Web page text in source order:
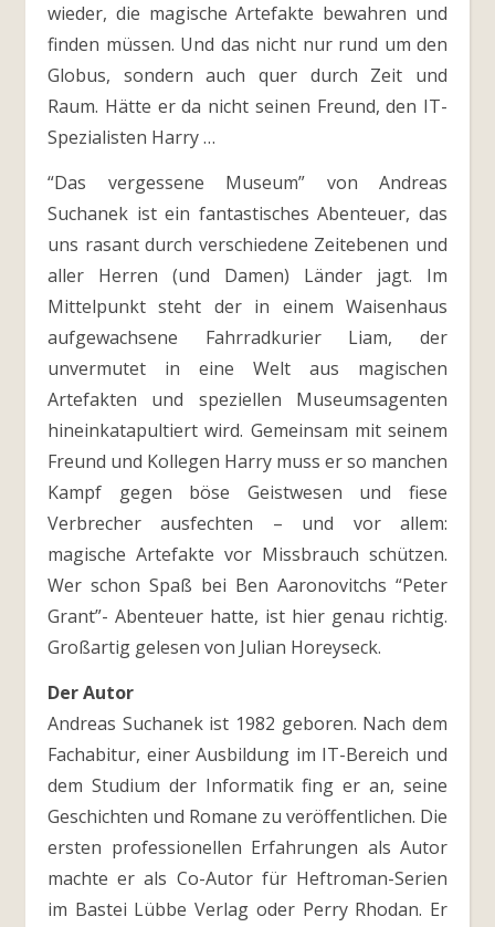
wieder, die magische Artefakte bewahren und
finden müssen. Und das nicht nur rund um den
Globus, sondern auch quer durch Zeit und
Raum. Hätte er da nicht seinen Freund, den IT-
Spezialisten Harry …
“Das vergessene Museum” von Andreas
Suchanek ist ein fantastisches Abenteuer, das
uns rasant durch verschiedene Zeitebenen und
aller Herren (und Damen) Länder jagt. Im
Mittelpunkt steht der in einem Waisenhaus
aufgewachsene Fahrradkurier Liam, der
unvermutet in eine Welt aus magischen
Artefakten und speziellen Museumsagenten
hineinkatapultiert wird. Gemeinsam mit seinem
Freund und Kollegen Harry muss er so manchen
Kampf gegen böse Geistwesen und fiese
Verbrecher ausfechten – und vor allem:
magische Artefakte vor Missbrauch schützen.
Wer schon Spaß bei Ben Aaronovitchs “Peter
Grant”- Abenteuer hatte, ist hier genau richtig.
Großartig gelesen von Julian Horeyseck.
Der Autor
Andreas Suchanek ist 1982 geboren. Nach dem
Fachabitur, einer Ausbildung im IT-Bereich und
dem Studium der Informatik fing er an, seine
Geschichten und Romane zu veröffentlichen. Die
ersten professionellen Erfahrungen als Autor
machte er als Co-Autor für Heftroman-Serien
im Bastei Lübbe Verlag oder Perry Rhodan. Er